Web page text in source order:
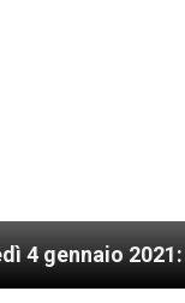
Possesso